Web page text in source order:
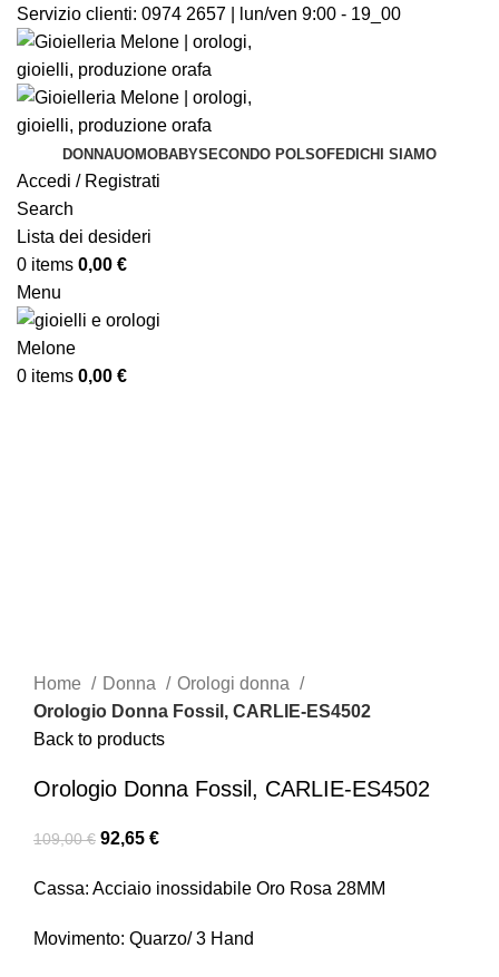
Servizio clienti: 0974 2657 | lun/ven 9:00 - 19_00
DONNAUOMOBABYSECONDO POLSOFEDI CHI SIAMO
Accedi / Registrati
Search
Lista dei desideri
0 items 0,00 €
Menu
0 items 0,00 €
Home Donna
Orologi donna
Orologio Donna Fossil, CARLIE-ES4502
Back to products
Orologio Donna Fossil, CARLIE-ES4502
109,00€ 92,65 €
Cassa: Acciaio inossidabile Oro Rosa 28MM
Movimento: Quarzo/ 3 Hand